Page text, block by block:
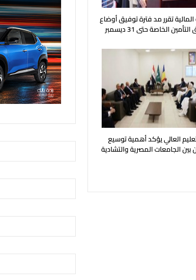
المالية تقرر مد فترة توفيق أوضاع
صناديق التأمين الخاصة حتى 31 ديسمبر
العالي يؤكد أهمية توسيع
بين الجامعات المصرية والتشادية